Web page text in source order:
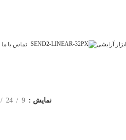
ابزار آرایشی تماس با ما
نمایش 9
24